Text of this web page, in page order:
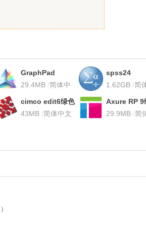
GraphPad
Prism8
29.4MB /简体中
spss24
1.62GB /简
cimco edit6绿色
中文版
43MB /简体中文
Axure RP 9
中文
29.9MB /简